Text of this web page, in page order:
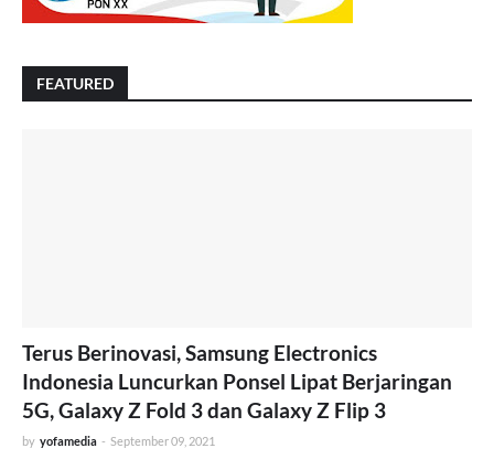
FEATURED
Terus Berinovasi, Samsung Electronics
Indonesia Luncurkan Ponsel Lipat Berjaringan
5G, Galaxy Z Fold 3 dan Galaxy Z Flip 3
by yofamedia - September 09, 2021